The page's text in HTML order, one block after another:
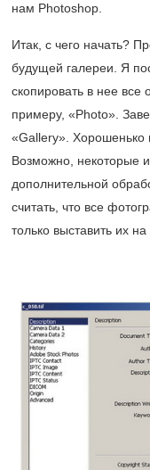
нам Photoshop.
Итак, с чего начать?
будущей галереи. Я
скопировать в нее
примеру, «Photo».
«Gallery». Хорошенько
Возможно, некоторые
дополнительной
считать, что все
только выставить их